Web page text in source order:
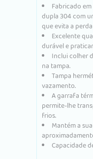
Fabricado
dupla 304 com
que evita a
Excelente
durável e
Inclui colher
na tampa.
Tampa
vazamento.
A garrafa
permite-lhe
frios.
Mantém a
Capacidade